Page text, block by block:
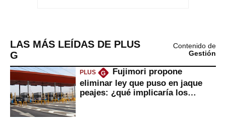
LAS MÁS LEÍDAS DE PLUS
G
Contenido de
Gestión
PLUS G
Fujimori propone
eliminar ley que puso en jaque
peajes: ¿qué implicaría los